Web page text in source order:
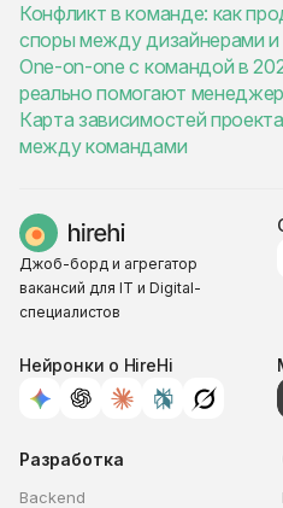
Конфликт в команде: как
споры между дизайнерами и
One-on-one с командой в
реально помогают
Карта зависимостей
между командами
Джоб-борд и агрегатор
вакансий для IT и Digital-
специалистов
Нейронки о HireHi
Разработка
Backend